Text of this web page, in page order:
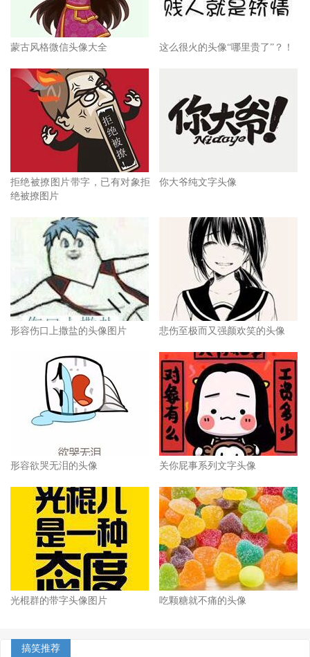
蒙古风格微信头像大全 这么很火的头像“哪里贵了”？！
拒绝被撩图片带字，已有对象拒
绝被撩图片
你大爷纯文字头像
形容伤口上撒盐的头像图片 悲伤至极而又强颜欢笑的头像
形容欲哭无泪的头像 关你屁事系列文字头像
光棍群的带字头像图片 吃颗糖就不痛的头像
搞笑推荐